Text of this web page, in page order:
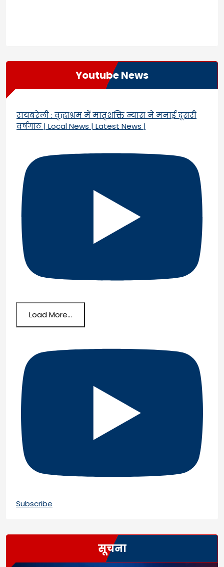
Youtube News
रायबरेली : वृद्धाश्रम में मातृशक्ति न्यास ने मनाई दूसरी
वर्षगांठ | Local News | Latest News |
Load More...
Subscribe
सूचना